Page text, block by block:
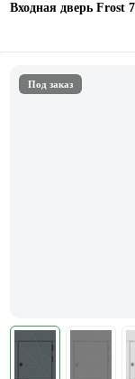
Входная дверь Frost
Под заказ